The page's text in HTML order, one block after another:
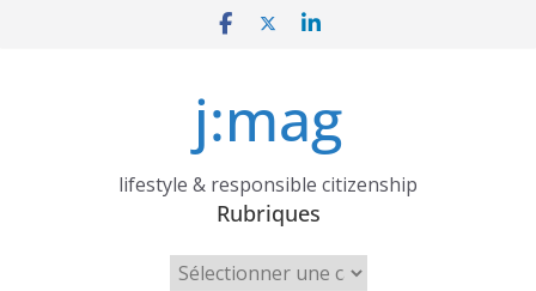
j:mag
lifestyle & responsible citizenship
Rubriques
Rubriques